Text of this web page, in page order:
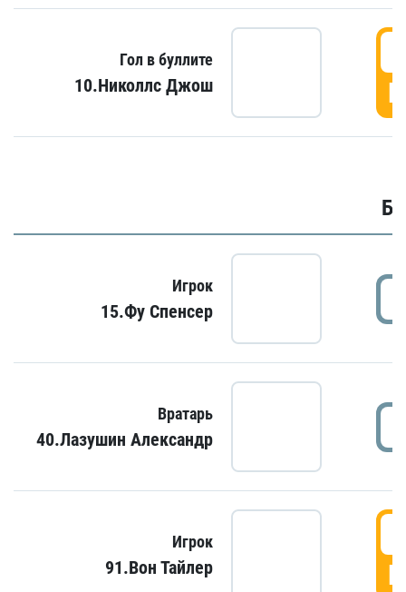
Гол в буллите
10.Николлс Джош
Игрок
15.Фу Спенсер
Вратарь
40.Лазушин Александр
Игрок
91.Вон Тайлер